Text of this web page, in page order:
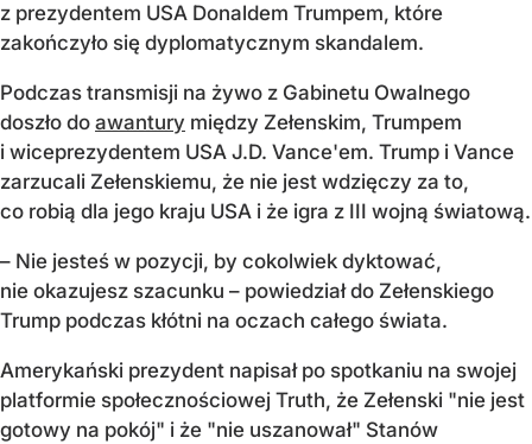
z prezydentem USA Donaldem Trumpem, które
zakończyło się dyplomatycznym skandalem.
Podczas transmisji na żywo z Gabinetu Owalnego
doszło do awantury między Zełenskim, Trumpem
i wiceprezydentem USA J.D. Vance'em. Trump i Vance
zarzucali Zełenskiemu, że nie jest wdzięczy za to,
co robią dla jego kraju USA i że igra z III wojną światową.
– Nie jesteś w pozycji, by cokolwiek dyktować,
nie okazujesz szacunku – powiedział do Zełenskiego
Trump podczas kłótni na oczach całego świata.
Amerykański prezydent napisał po spotkaniu na swojej
platformie społecznościowej Truth, że Zełenski "nie jest
gotowy na pokój" i że "nie uszanował" Stanów